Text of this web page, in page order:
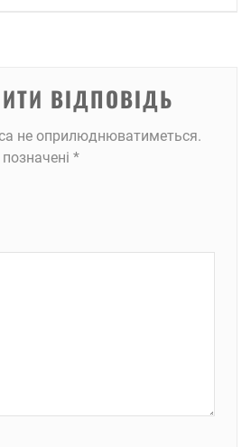
ВІДПОВІДЬ
не оприлюднюватиметься.
*